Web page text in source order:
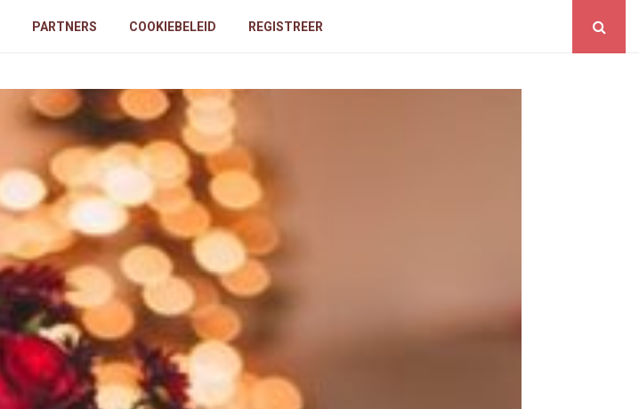
PARTNERS COOKIEBELEID REGISTREER